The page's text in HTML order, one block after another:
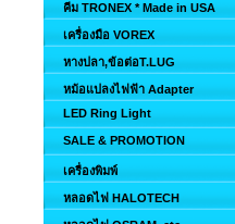
คีม TRONEX * Made in USA
เครื่องมือ VOREX
หางปลา,ข้อต่อT.LUG
หม้อแปลงไฟฟ้า Adapter
LED Ring Light
SALE & PROMOTION
เครื่องพิมพ์
หลอดไฟ HALOTECH